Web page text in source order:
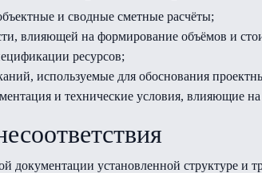
и сводные сметные расчёты;
влияющей на формирование объёмов и
ресурсов;
используемые для обоснования
и технические условия, влияющие на
документации установленной структуре и